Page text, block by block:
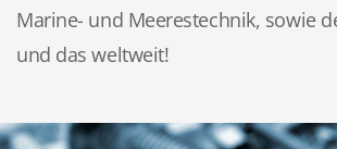
Marine- und Meerestechnik, sowie
und das weltweit!